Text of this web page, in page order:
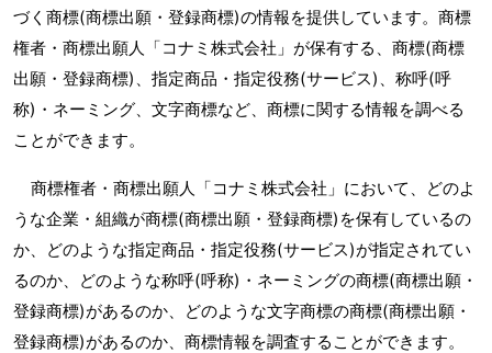
づく商標(商標出願・登録商標)の情報を提供しています。商標
権者・商標出願人「コナミ株式会社」が保有する、商標(商標
出願・登録商標)、指定商品・指定役務(サービス)、称呼(呼
称)・ネーミング、文字商標など、商標に関する情報を調べる
ことができます。
商標権者・商標出願人「コナミ株式会社」において、どのよ
うな企業・組織が商標(商標出願・登録商標)を保有しているの
か、どのような指定商品・指定役務(サービス)が指定されてい
るのか、どのような称呼(呼称)・ネーミングの商標(商標出願・
登録商標)があるのか、どのような文字商標の商標(商標出願・
登録商標)があるのか、商標情報を調査することができます。